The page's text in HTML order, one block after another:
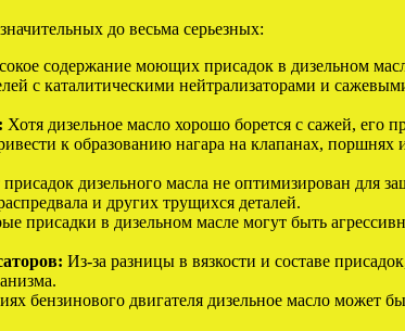
до весьма серьезных:
содержание моющих присадок в дизельном
с каталитическими нейтрализаторами и
Хотя дизельное масло хорошо борется с сажей,
к образованию нагара на клапанах,
дизельного масла не оптимизирован для
и других трущихся деталей.
присадки в дизельном масле могут быть
Из-за разницы в вязкости и составе
бензинового двигателя дизельное масло может